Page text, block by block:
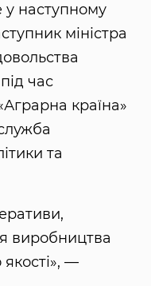
у наступному
міністра
під час
країна»
та
виробництва
—